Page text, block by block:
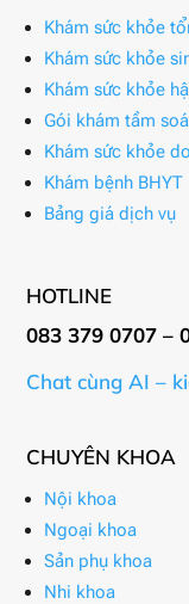
Khám sức khỏe
Khám sức khỏe
Khám sức khỏe
Gói khám tầm
Khám sức khỏe
Khám bệnh BHYT
Bảng giá dịch vụ
HOTLINE
083 379 0707 –
Chat cùng AI –
CHUYÊN KHOA
Nội khoa
Ngoại khoa
Sản phụ khoa
Nhi khoa